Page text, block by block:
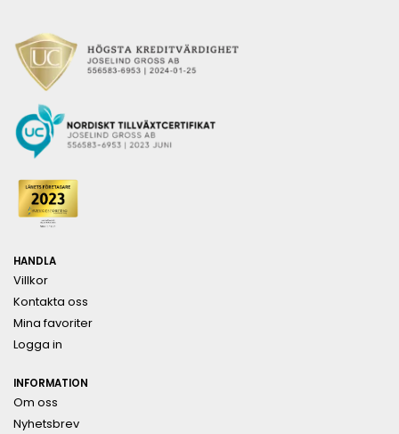
HANDLA
Villkor
Kontakta oss
Mina favoriter
Logga in
INFORMATION
Om oss
Nyhetsbrev